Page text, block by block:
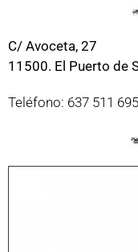
C/ Avoceta, 27
11500. El Puerto de
Teléfono: 637 511 695